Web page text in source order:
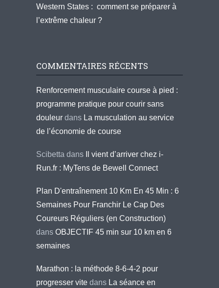
Western States : comment se préparer à
l’extrême chaleur ?
COMMENTAIRES RÉCENTS
Renforcement musculaire course à pied :
programme pratique pour courir sans
douleur dans La musculation au service
de l’économie de course
Scibetta dans
Il vient d’arriver chez i-
Run.fr : MyTens de Bewell Connect
Plan D'entraînement 10 Km En 45 Min : 6
Semaines Pour Franchir Le Cap Des
Coureurs Réguliers (en Construction)
dans OBJECTIF 45 min sur 10 km en 6
semaines
Marathon : la méthode 8-6-4-2 pour
progresser vite dans La séance en